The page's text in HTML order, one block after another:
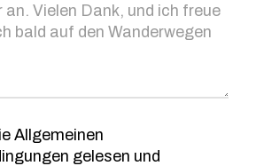
Allgemeinen
gelesen und